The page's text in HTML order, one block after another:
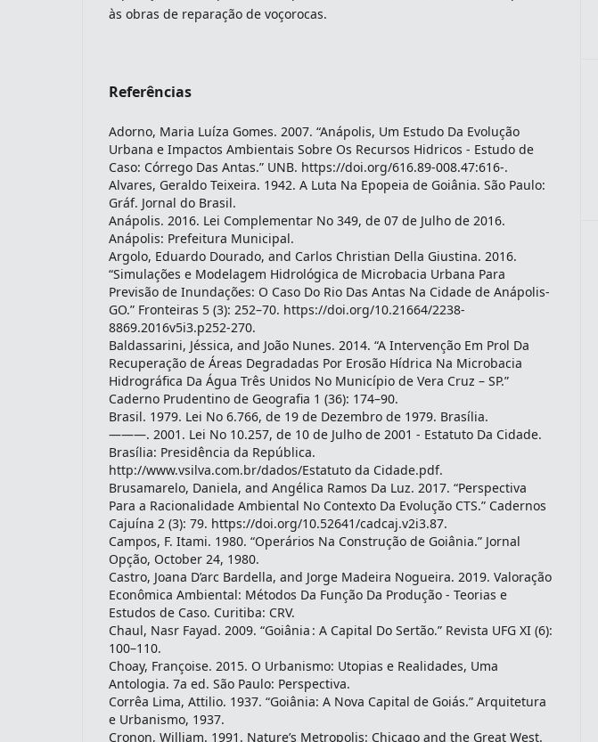
às obras de reparação de voçorocas.
Referências
Adorno, Maria Luíza Gomes. 2007. “Anápolis, Um Estudo Da Evolução
Urbana e Impactos Ambientais Sobre Os Recursos Hidricos - Estudo de
Caso: Córrego Das Antas.” UNB. https://doi.org/616.89-008.47:616-.
Alvares, Geraldo Teixeira. 1942. A Luta Na Epopeia de Goiânia. São Paulo:
Gráf. Jornal do Brasil.
Anápolis. 2016. Lei Complementar No 349, de 07 de Julho de 2016.
Anápolis: Prefeitura Municipal.
Argolo, Eduardo Dourado, and Carlos Christian Della Giustina. 2016.
“Simulações e Modelagem Hidrológica de Microbacia Urbana Para
Previsão de Inundações: O Caso Do Rio Das Antas Na Cidade de Anápolis-
GO.” Fronteiras 5 (3): 252–70. https://doi.org/10.21664/2238-
8869.2016v5i3.p252-270.
Baldassarini, Jéssica, and João Nunes. 2014. “A Intervenção Em Prol Da
Recuperação de Áreas Degradadas Por Erosão Hídrica Na Microbacia
Hidrográfica Da Água Três Unidos No Município de Vera Cruz – SP.”
Caderno Prudentino de Geografia 1 (36): 174–90.
Brasil. 1979. Lei No 6.766, de 19 de Dezembro de 1979. Brasília.
———. 2001. Lei No 10.257, de 10 de Julho de 2001 - Estatuto Da Cidade.
Brasília: Presidência da República.
http://www.vsilva.com.br/dados/Estatuto da Cidade.pdf.
Brusamarelo, Daniela, and Angélica Ramos Da Luz. 2017. “Perspectiva
Para a Racionalidade Ambiental No Contexto Da Evolução CTS.” Cadernos
Cajuína 2 (3): 79. https://doi.org/10.52641/cadcaj.v2i3.87.
Campos, F. Itami. 1980. “Operários Na Construção de Goiânia.” Jornal
Opção, October 24, 1980.
Castro, Joana D’arc Bardella, and Jorge Madeira Nogueira. 2019. Valoração
Econômica Ambiental: Métodos Da Função Da Produção - Teorias e
Estudos de Caso. Curitiba: CRV.
Chaul, Nasr Fayad. 2009. “Goiânia : A Capital Do Sertão.” Revista UFG XI (6):
100–110.
Choay, Françoise. 2015. O Urbanismo: Utopias e Realidades, Uma
Antologia. 7a ed. São Paulo: Perspectiva.
Corrêa Lima, Attilio. 1937. “Goiânia: A Nova Capital de Goiás.” Arquitetura
e Urbanismo, 1937.
Cronon, William. 1991. Nature’s Metropolis: Chicago and the Great West.